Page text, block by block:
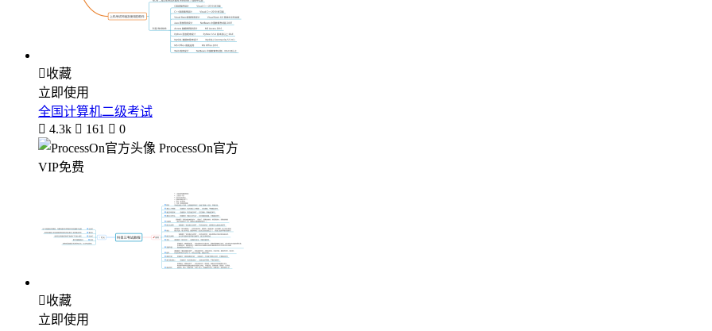
收藏
立即使用
全国计算机二级考试
 4.3k  161  0
ProcessOn官方
VIP免费
收藏
立即使用